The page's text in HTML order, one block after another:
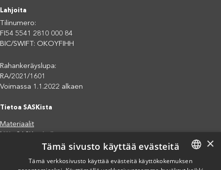
Lahjoita
Tilinumero:
FI54 5541 2810 000 84
BIC/SWIFT: OKOYFIHH
Rahankeräyslupa:
RA/2021/1601
Voimassa 1.1.2022 alkaen
Tietoa SASKista
Materiaalit
Jäsenjärjestöt
Saavutettavuusseloste
×
Tämä sivusto käyttää evästeitä
Tämä verkkosivusto käyttää evästeitä käyttökokemuksen